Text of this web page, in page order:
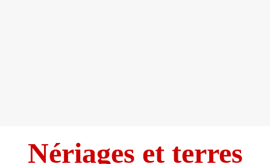
Nériages et terres